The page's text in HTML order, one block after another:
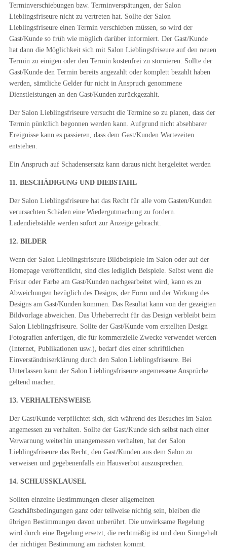
Terminverschiebungen bzw. Terminverspätungen, der Salon
Lieblingsfriseure nicht zu vertreten hat. Sollte der Salon
Lieblingsfriseure einen Termin verschieben müssen, so wird der
Gast/Kunde so früh wie möglich darüber informiert. Der Gast/Kunde
hat dann die Möglichkeit sich mit Salon Lieblingsfriseure auf den neuen
Termin zu einigen oder den Termin kostenfrei zu stornieren. Sollte der
Gast/Kunde den Termin bereits angezahlt oder komplett bezahlt haben
werden, sämtliche Gelder für nicht in Anspruch genommene
Dienstleistungen an den Gast/Kunden zurückgezahlt.
Der Salon Lieblingsfriseure versucht die Termine so zu planen, dass der
Termin pünktlich begonnen werden kann. Aufgrund nicht absehbarer
Ereignisse kann es passieren, dass dem Gast/Kunden Wartezeiten
entstehen.
Ein Anspruch auf Schadensersatz kann daraus nicht hergeleitet werden
11. BESCHÄDIGUNG UND DIEBSTAHL
Der Salon Lieblingsfriseure hat das Recht für alle vom Gasten/Kunden
verursachten Schäden eine Wiedergutmachung zu fordern.
Ladendiebstähle werden sofort zur Anzeige gebracht.
12. BILDER
Wenn der Salon Lieblingsfriseure Bildbeispiele im Salon oder auf der
Homepage veröffentlicht, sind dies lediglich Beispiele. Selbst wenn die
Frisur oder Farbe am Gast/Kunden nachgearbeitet wird, kann es zu
Abweichungen bezüglich des Designs, der Form und der Wirkung des
Designs am Gast/Kunden kommen. Das Resultat kann von der gezeigten
Bildvorlage abweichen. Das Urheberrecht für das Design verbleibt beim
Salon Lieblingsfriseure. Sollte der Gast/Kunde vom erstellten Design
Fotografien anfertigen, die für kommerzielle Zwecke verwendet werden
(Internet, Publikationen usw.), bedarf dies einer schriftlichen
Einverständniserklärung durch den Salon Lieblingsfriseure. Bei
Unterlassen kann der Salon Lieblingsfriseure angemessene Ansprüche
geltend machen.
13. VERHALTENSWEISE
Der Gast/Kunde verpflichtet sich, sich während des Besuches im Salon
angemessen zu verhalten. Sollte der Gast/Kunde sich selbst nach einer
Verwarnung weiterhin unangemessen verhalten, hat der Salon
Lieblingsfriseure das Recht, den Gast/Kunden aus dem Salon zu
verweisen und gegebenenfalls ein Hausverbot auszusprechen.
14. SCHLUSSKLAUSEL
Sollten einzelne Bestimmungen dieser allgemeinen
Geschäftsbedingungen ganz oder teilweise nichtig sein, bleiben die
übrigen Bestimmungen davon unberührt. Die unwirksame Regelung
wird durch eine Regelung ersetzt, die rechtmäßig ist und dem Sinngehalt
der nichtigen Bestimmung am nächsten kommt.